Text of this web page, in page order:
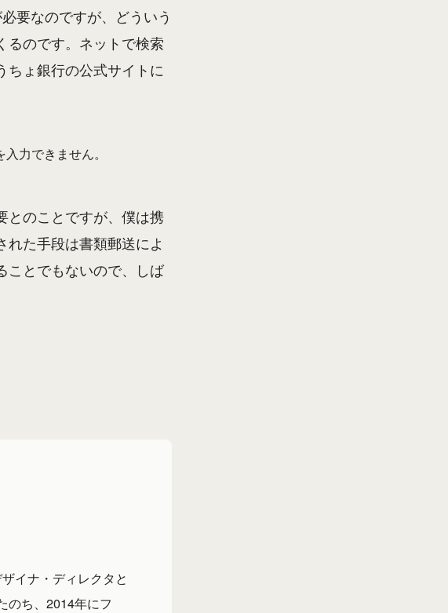
要なのですが、どういう
るのです。ネットで検索
ちょ銀行の公式サイトに
力できません。
とのことですが、僕は携
た手段は書類郵送によ
ことでもないので、しば
イナ・ディレクタと
のち、2014年にフ